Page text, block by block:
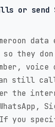
or send
data
so they
still
the
If you